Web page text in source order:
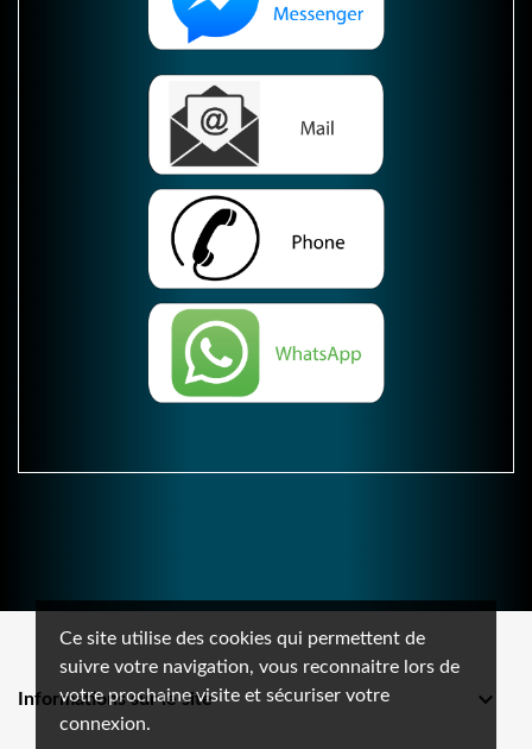
Ce site utilise des cookies qui permettent de
suivre votre navigation, vous reconnaitre lors de
votre prochaine visite et sécuriser votre
connexion.
Informations sur le site 